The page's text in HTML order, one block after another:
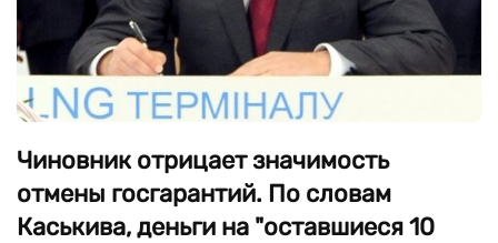
Чиновник отрицает значимость
отмены госгарантий. По словам
Каськива, деньги на "оставшиеся 10